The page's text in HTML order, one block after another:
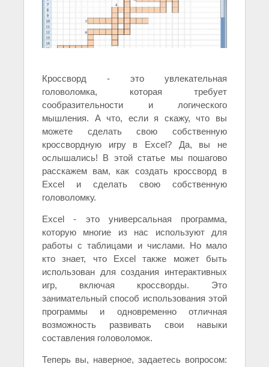
Кроссворд - это увлекательная
головоломка, которая требует
сообразительности и логического
мышления. А что, если я скажу, что вы
можете сделать свою собственную
кроссвордную игру в Excel? Да, вы не
ослышались! В этой статье мы пошагово
расскажем вам, как создать кроссворд в
Excel и сделать свою собственную
головоломку.
Excel - это универсальная программа,
которую многие из нас используют для
работы с таблицами и числами. Но мало
кто знает, что Excel также может быть
использован для создания интерактивных
игр, включая кроссворды. Это
занимательный способ использования этой
программы и одновременно отличная
возможность развивать свои навыки
составления головоломок.
Теперь вы, наверное, задаетесь вопросом: